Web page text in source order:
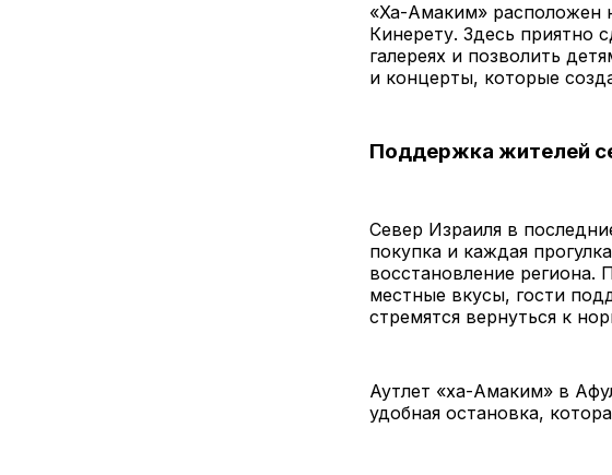
«Ха-Амаким» расположен
Кинерету. Здесь приятно
галереях и позволить
и концерты, которые
Поддержка жителей
Север Израиля в
покупка и каждая
восстановление региона.
местные вкусы, гости
стремятся вернуться к
Аутлет «ха-Амаким» в
удобная остановка,